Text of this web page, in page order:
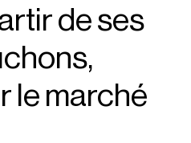
de ses
le marché